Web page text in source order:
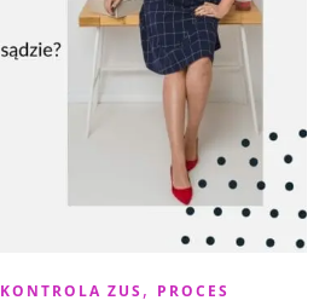
KONTROLA ZUS, PROCES